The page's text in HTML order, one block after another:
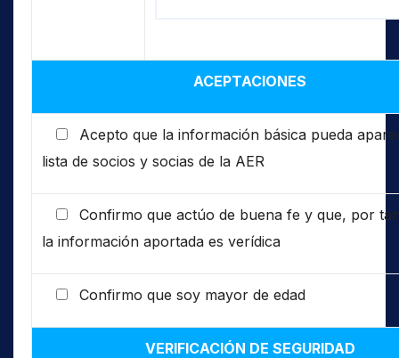
ACEPTACIONES
Acepto que la información básica pueda
lista de socios y socias de la AER
Confirmo que actúo de buena fe y que, por
la información aportada es verídica
Confirmo que soy mayor de edad
VERIFICACIÓN DE SEGURIDAD